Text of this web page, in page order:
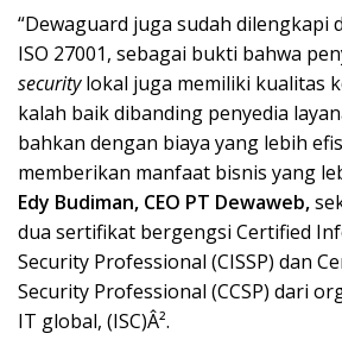
“Dewaguard juga sudah dilengkapi
ISO 27001, sebagai bukti bahwa
securitylokal juga memiliki kualitas
kalah baik dibanding penyedia
bahkan dengan biaya yang lebih
memberikan manfaat bisnis yang
Edy Budiman, CEO PT Dewaweb,
dua sertifikat bergengsi Certified
Security Professional (CISSP) dan
Security Professional (CCSP) dari
IT global, (ISC)Â².